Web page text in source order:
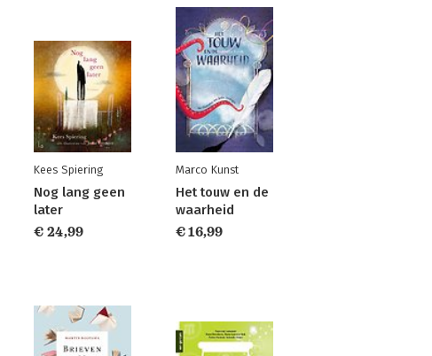
Kees Spiering
Nog lang geen
later
€ 24,99
Marco Kunst
Het touw en de
waarheid
€ 16,99